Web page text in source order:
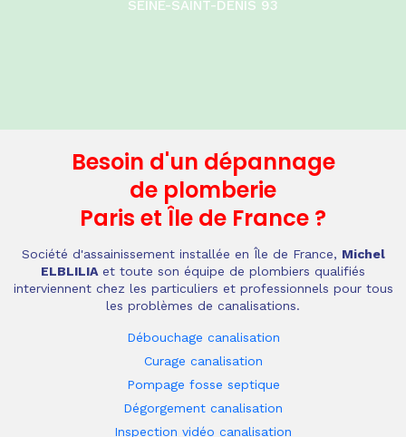
SEINE-SAINT-DENIS 93
Besoin d'un dépannage
de plomberie
Paris et Île de France ?
Société d'assainissement installée en Île de France, Michel
ELBLILIA et toute son équipe de plombiers qualifiés
interviennent chez les particuliers et professionnels pour tous
les problèmes de canalisations.
Débouchage canalisation
Curage canalisation
Pompage fosse septique
Dégorgement canalisation
Inspection vidéo canalisation